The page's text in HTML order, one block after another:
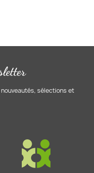
sélections et